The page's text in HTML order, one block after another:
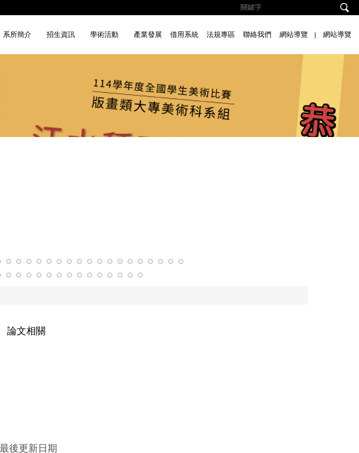
系所簡介 招生資訊 學術活動 產業發展 借用系統 法規專區 聯絡我們 網站導覽 網站導覽
論文相關
最後更新日期